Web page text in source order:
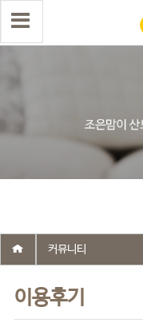
select wr_id, wr_subject
= 0 and wr_datetime <=
order by wr_datetime desc
이용후기
커뮤니티